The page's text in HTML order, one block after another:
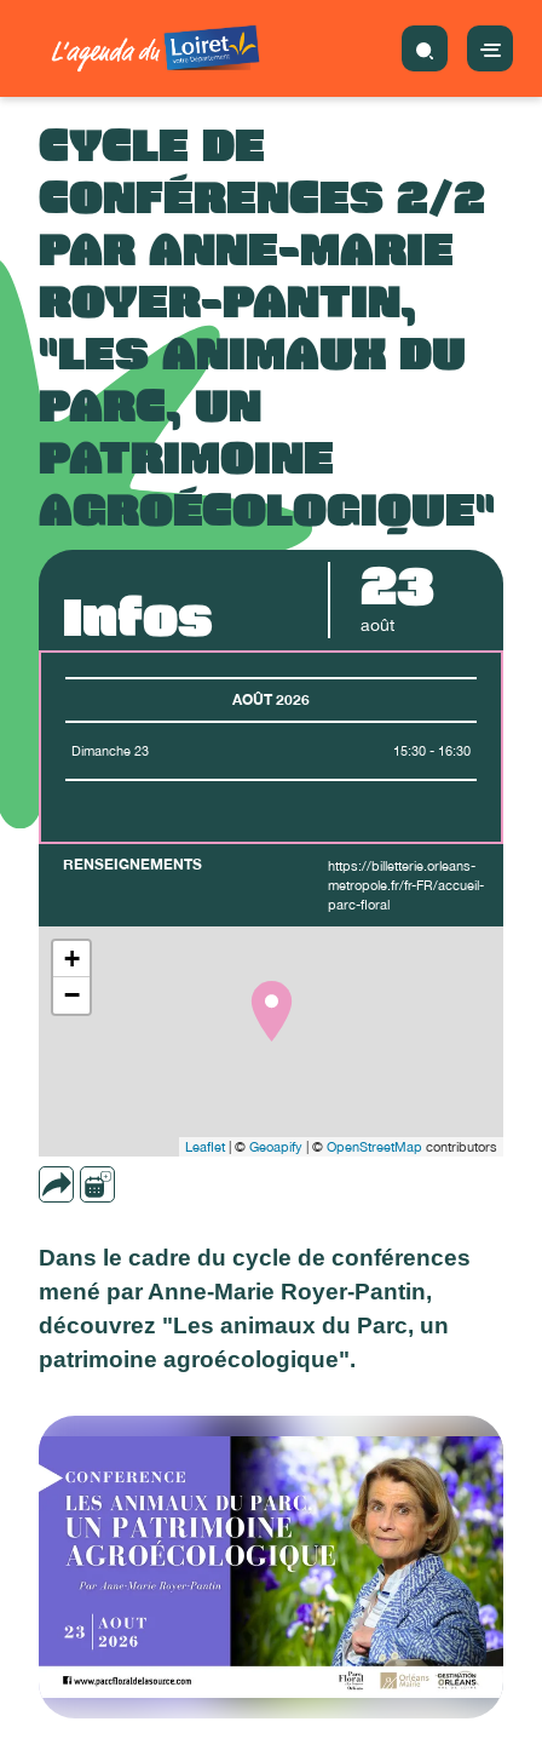
CYCLE DE
CONFÉRENCES 2/2
PAR ANNE-MARIE
ROYER-PANTIN,
"LES ANIMAUX DU
PARC, UN
PATRIMOINE
AGROÉCOLOGIQUE"
Infos 23
août
AOÛT 2026
Dimanche 23 15:30 - 16:30
RENSEIGNEMENTS
https://billetterie.orleans-
metropole.fr/fr-FR/accueil-
parc-floral
+
−
Leaflet| © Geoapify | © OpenStreetMap contributors
Dans le cadre du cycle de conférences
mené par Anne-Marie Royer-Pantin,
découvrez "Les animaux du Parc, un
patrimoine agroécologique".